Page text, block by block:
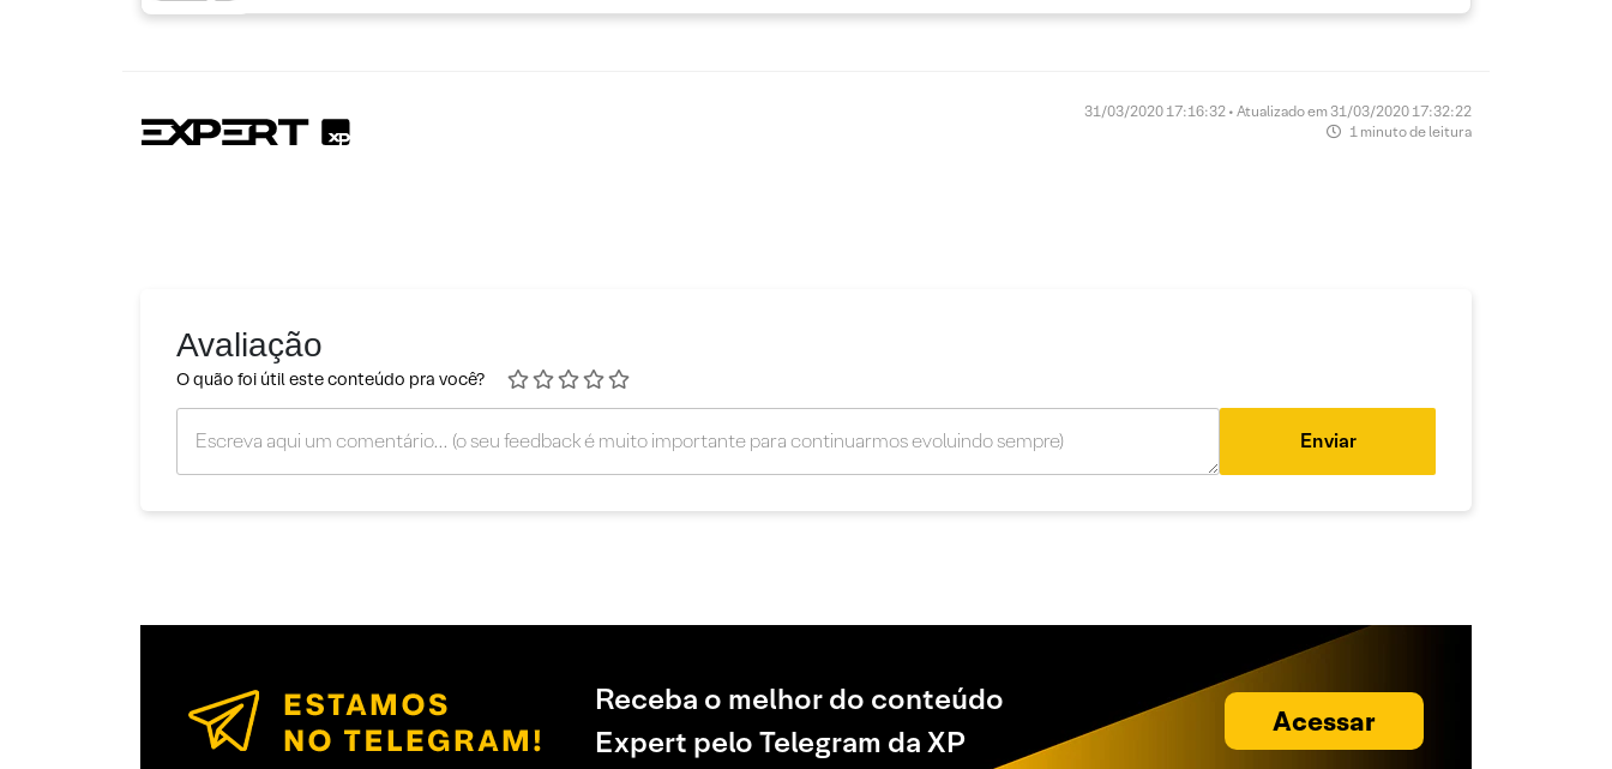
31/03/2020 17:16:32 • Atualizado em 31/03/2020 17:32:22
1 minuto de leitura
Avaliação
O quão foi útil este conteúdo pra você?
Enviar
Receba o melhor do conteúdo
Expert pelo Telegram da XP
Acessar